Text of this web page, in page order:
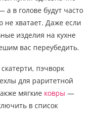
в голове будут часто
не хватает. Даже если
изделия на кухне
вас переубедить.
пэчворк
для раритетной
мягкие ковры —
в список